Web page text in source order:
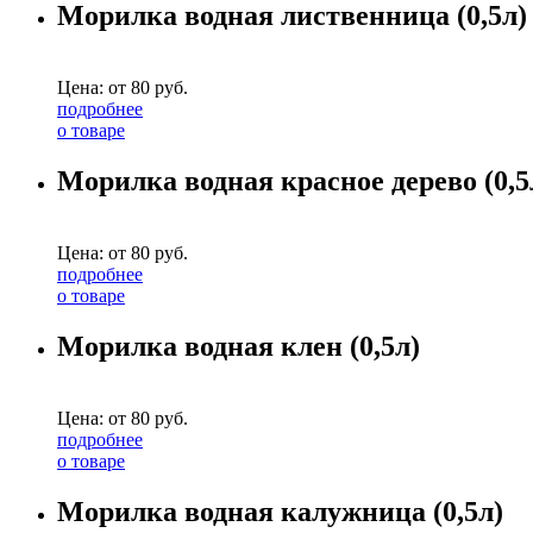
Морилка водная лиственница (0,5л)
Цена: от 80 руб.
подробнее
о товаре
Морилка водная красное дерево
Цена: от 80 руб.
подробнее
о товаре
Морилка водная клен (0,5л)
Цена: от 80 руб.
подробнее
о товаре
Морилка водная калужница (0,5л)